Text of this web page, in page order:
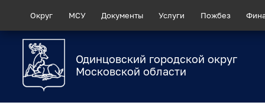
Округ МСУ Документы Услуги Пожбез
Одинцовский городской округ
Московской области